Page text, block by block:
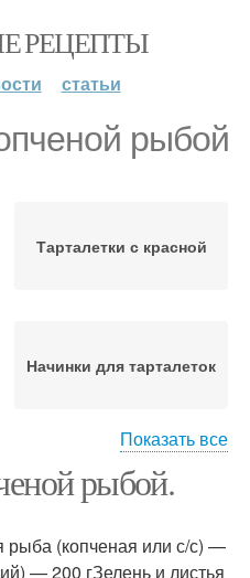
РЕЦЕПТЫ
статьи
рыбой
Тарталетки с красной
Начинки для тарталеток
Тарталетки с селедкой
рецепты
Показать все
рыбой.
рыба (копченая или с/с) —
— 200 гЗелень и листья